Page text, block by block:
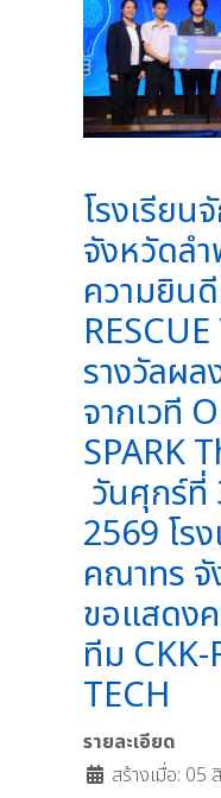
โรงเรีย
จังหวัดล
ความยิน
รางวัลผล
จากเวที
SPARK
วันศุกร์ที่
2569 โร
คณาทร
ขอแสดง
ทีม CKK-
TECH
รายละเอียด
สร้างเมื่อ: 05